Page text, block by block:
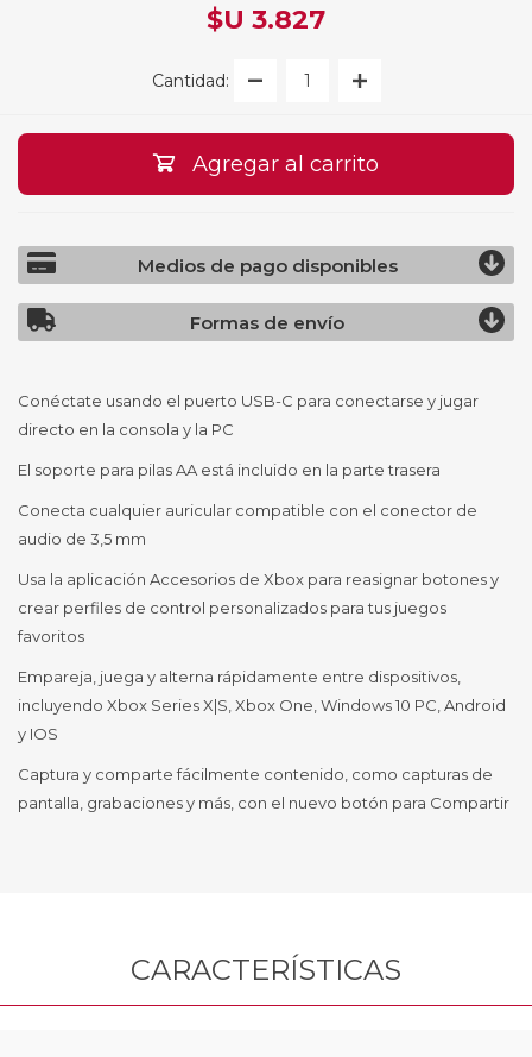
$U 3.827
Cantidad:
Agregar al carrito
Medios de pago disponibles
Formas de envío
Conéctate usando el puerto USB-C para conectarse y jugar
directo en la consola y la PC
El soporte para pilas AA está incluido en la parte trasera
Conecta cualquier auricular compatible con el conector de
audio de 3,5 mm
Usa la aplicación Accesorios de Xbox para reasignar botones y
crear perfiles de control personalizados para tus juegos
favoritos
Empareja, juega y alterna rápidamente entre dispositivos,
incluyendo Xbox Series X|S, Xbox One, Windows 10 PC, Android
y IOS
Captura y comparte fácilmente contenido, como capturas de
pantalla, grabaciones y más, con el nuevo botón para Compartir
CARACTERÍSTICAS